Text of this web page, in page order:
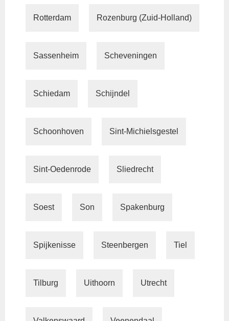
Rotterdam Rozenburg (Zuid-Holland)
Sassenheim Scheveningen
Schiedam Schijndel
Schoonhoven Sint-Michielsgestel
Sint-Oedenrode Sliedrecht
Soest Son Spakenburg
Spijkenisse Steenbergen Tiel
Tilburg Uithoorn Utrecht